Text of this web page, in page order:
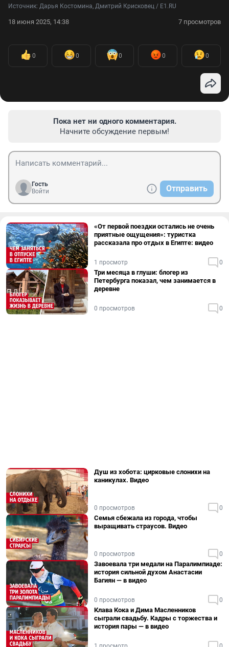
Источник: Дарья Костомина, Дмитрий Крисковец / E1.RU
18 июня 2025, 14:38 7 просмотров
0 0 0 0 0
Пока нет ни одного комментария.
Начните обсуждение первым!
Гость
Войти
Отправить
«От первой поездки остались не очень
приятные ощущения»: туристка
рассказала про отдых в Египте: видео
1 просмотр 0
Три месяца в глуши: блогер из
Петербурга показал, чем занимается в
деревне
0 просмотров 0
Душ из хобота: цирковые слонихи на
каникулах. Видео
0 просмотров 0
Семья сбежала из города, чтобы
выращивать страусов. Видео
0 просмотров 0
Завоевала три медали на Паралимпиаде:
история сильной духом Анастасии
Багиян — в видео
0 просмотров 0
Клава Кока и Дима Масленников
сыграли свадьбу. Кадры с торжества и
история пары — в видео